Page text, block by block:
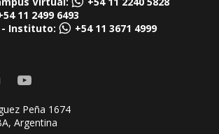
11 2499 6493
- Instituto:
+54 11 3671 4999
Peña 1674
Argentina